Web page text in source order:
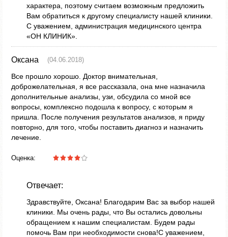
характера, поэтому считаем возможным предложить
Вам обратиться к другому специалисту нашей клиники.
С уважением, администрация медицинского центра
«ОН КЛИНИК».
Оксана (04.06.2018)
Все прошло хорошо. Доктор внимательная,
доброжелательная, я все рассказала, она мне назначила
дополнительные анализы, узи, обсудила со мной все
вопросы, комплексно подошла к вопросу, с которым я
пришла. После получения результатов анализов, я приду
повторно, для того, чтобы поставить диагноз и назначить
лечение.
Оценка:
Отвечает:
Здравствуйте, Оксана! Благодарим Вас за выбор нашей
клиники. Мы очень рады, что Вы остались довольны
обращением к нашим специалистам. Будем рады
помочь Вам при необходимости снова!С уважением,